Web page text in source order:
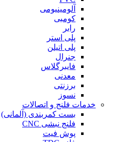
آلومینیومی
کومبی
رابر
پلی استر
پلی اتیلن
جنرال
فایبرگلاس
معدنی
برزنتی
نسوز
خدمات فلنج و اتصالات
بست کمربندی (آلمانی)
فلنج نبشی CNC
پوش فیت